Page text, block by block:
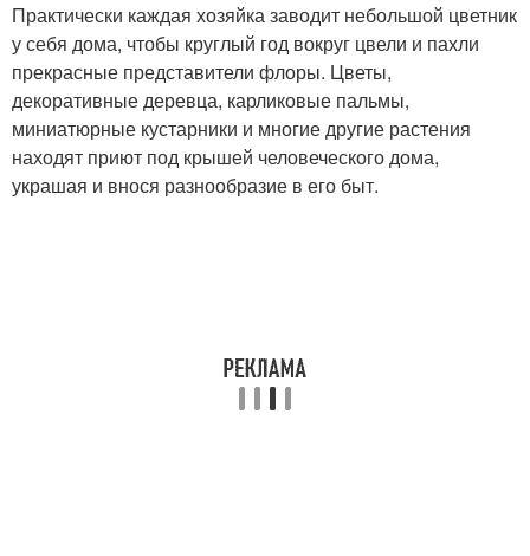
Практически каждая хозяйка заводит небольшой цветник
у себя дома, чтобы круглый год вокруг цвели и пахли
прекрасные представители флоры. Цветы,
декоративные деревца, карликовые пальмы,
миниатюрные кустарники и многие другие растения
находят приют под крышей человеческого дома,
украшая и внося разнообразие в его быт.